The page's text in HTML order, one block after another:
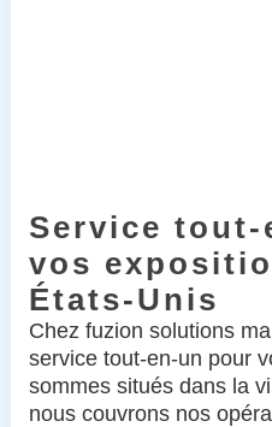
Service tout-
vos
États-Unis
Chez fuzion solutions
service tout-en-un pour
sommes situés dans la
nous couvrons nos